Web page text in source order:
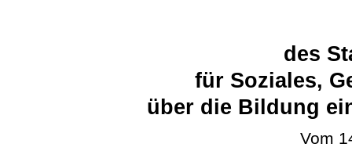
des
für Soziales,
über die Bildung
Vom